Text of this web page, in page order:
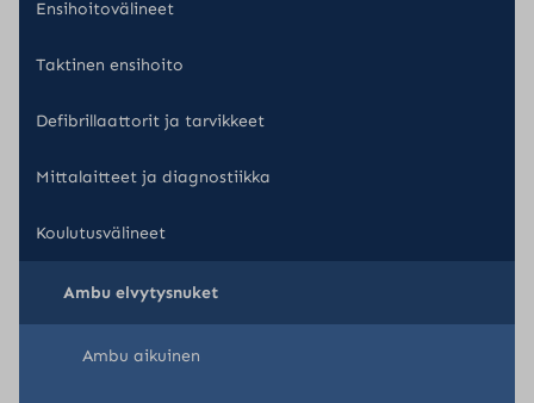
Ensihoitovälineet
Taktinen ensihoito
Defibrillaattorit ja tarvikkeet
Mittalaitteet ja diagnostiikka
Koulutusvälineet
Ambu elvytysnuket
Ambu aikuinen